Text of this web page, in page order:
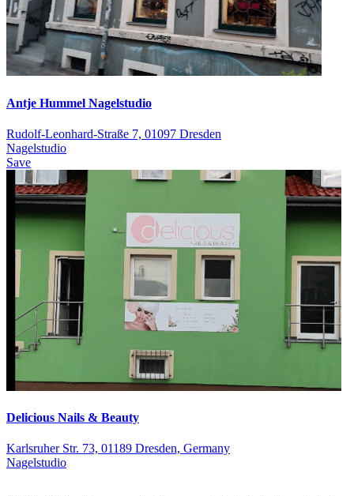
Antje Hummel Nagelstudio
Rudolf-Leonhard-Straße 7, 01097 Dresden
Nagelstudio
Save
Delicious Nails & Beauty
Karlsruher Str. 73, 01189 Dresden, Germany
Nagelstudio